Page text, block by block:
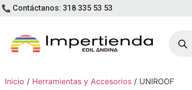
Contáctanos: 318 335 53 53
Inicio / Herramientas y Accesorios / UNIROOF